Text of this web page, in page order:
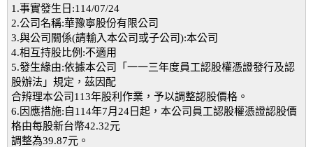
1.事實發生日:114/07/24
2.公司名稱:華豫寧股份有限公司
3.與公司關係(請輸入本公司或子公司):本公司
4.相互持股比例:不適用
5.發生緣由:依據本公司「一一三年度員工認股權憑證發行及認
股辦法」規定，茲因配
合辨理本公司113年股利作業，予以調整認股價格。
6.因應措施:自114年7月24日起，本公司員工認股權憑證認股價
格由每股新台幣42.32元
調整為39.87元。